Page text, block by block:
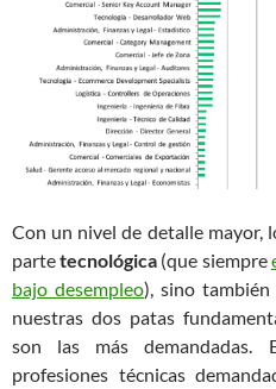
Con un nivel de detalle mayor,
partetecnológica (que siempre
bajo desempleo), sino también
nuestras dos patas
son las más demandadas.
profesiones técnicas